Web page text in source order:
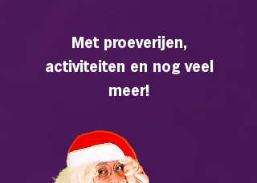
Met proeverijen,
activiteiten en nog veel
meer!